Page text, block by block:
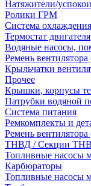
Натяжители/
Ролики ГРМ
Система
Термостат двигателя
Водяные насосы,
Ремень вентилятора
Крыльчатки
Прочее
Крышки, корпусы
Патрубки водяной
Система питания
Ремкомплекты и
Ремень вентилятора
ТНВД / Секции
Топливные насосы
Карбюраторы
Топливные насосы